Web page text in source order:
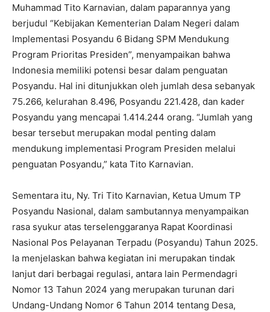
Muhammad Tito Karnavian, dalam paparannya yang
berjudul “Kebijakan Kementerian Dalam Negeri dalam
Implementasi Posyandu 6 Bidang SPM Mendukung
Program Prioritas Presiden”, menyampaikan bahwa
Indonesia memiliki potensi besar dalam penguatan
Posyandu. Hal ini ditunjukkan oleh jumlah desa sebanyak
75.266, kelurahan 8.496, Posyandu 221.428, dan kader
Posyandu yang mencapai 1.414.244 orang. “Jumlah yang
besar tersebut merupakan modal penting dalam
mendukung implementasi Program Presiden melalui
penguatan Posyandu,” kata Tito Karnavian.
Sementara itu, Ny. Tri Tito Karnavian, Ketua Umum TP
Posyandu Nasional, dalam sambutannya menyampaikan
rasa syukur atas terselenggaranya Rapat Koordinasi
Nasional Pos Pelayanan Terpadu (Posyandu) Tahun 2025.
Ia menjelaskan bahwa kegiatan ini merupakan tindak
lanjut dari berbagai regulasi, antara lain Permendagri
Nomor 13 Tahun 2024 yang merupakan turunan dari
Undang-Undang Nomor 6 Tahun 2014 tentang Desa,